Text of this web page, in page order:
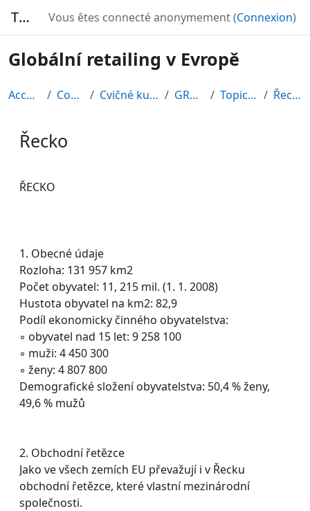
TURBO Vous êtes connecté anonymement (Connexion)
Globální retailing v Evropě
Accueil Cours Cvičné kurzy GRE08 Topic 12 Řecko
Řecko
ŘECKO
1. Obecné údaje
Rozloha: 131 957 km2
Počet obyvatel: 11, 215 mil. (1. 1. 2008)
Hustota obyvatel na km2: 82,9
Podíl ekonomicky činného obyvatelstva:
◦ obyvatel nad 15 let: 9 258 100
◦ muži: 4 450 300
◦ ženy: 4 807 800
Demografické složení obyvatelstva: 50,4 % ženy,
49,6 % mužů
2. Obchodní řetězce
Jako ve všech zemích EU převažují i v Řecku
obchodní řetězce, které vlastní mezinárodní
společnosti.